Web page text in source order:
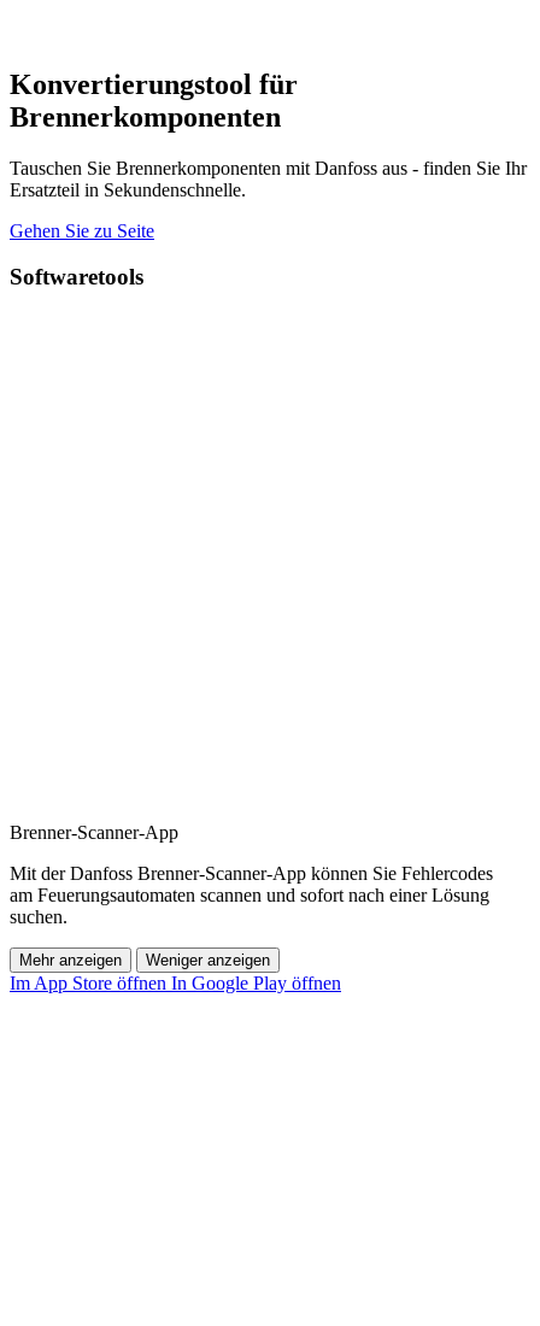
Konvertierungstool für
Brennerkomponenten
Tauschen Sie Brennerkomponenten mit Danfoss aus - finden Sie Ihr
Ersatzteil in Sekundenschnelle.
Gehen Sie zu Seite
Softwaretools
Brenner-Scanner-App
Mit der Danfoss Brenner-Scanner-App können Sie Fehlercodes
am Feuerungsautomaten scannen und sofort nach einer Lösung
suchen.
Mehr anzeigen Weniger anzeigen
Im App Store öffnen In Google Play öffnen